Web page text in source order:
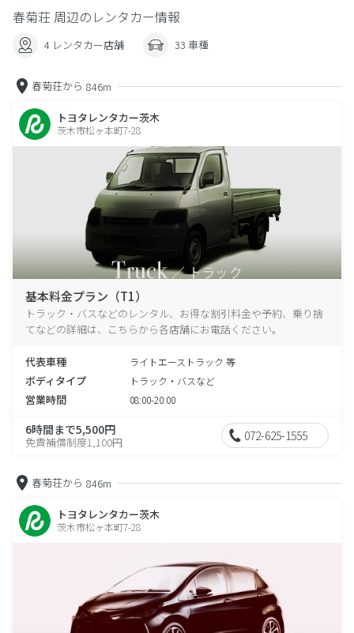
春菊荘 周辺のレンタカー情報
4 レンタカー店舗 33 車種
春菊荘から 846m
トヨタレンタカー茨木
茨木市松ヶ本町7-28
基本料金プラン（T1）
トラック・バスなどのレンタル、お得な割引料金や予約、乗り捨
てなどの詳細は、こちらから各店舗にお電話ください。
代表車種 ライトエーストラック 等
ボディタイプ トラック・バスなど
営業時間 08:00-20:00
6時間まで5,500円
免責補償制度1,100円 072-625-1555
春菊荘から 846m
トヨタレンタカー茨木
茨木市松ヶ本町7-28